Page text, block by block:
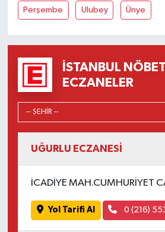
Perşembe Ulubey Ünye
İSTANBUL
ECZANELER
UĞURLU ECZANESİ
İCADİYE MAH.CUMHURİYET
Yol Tarifi Al 0 (216)